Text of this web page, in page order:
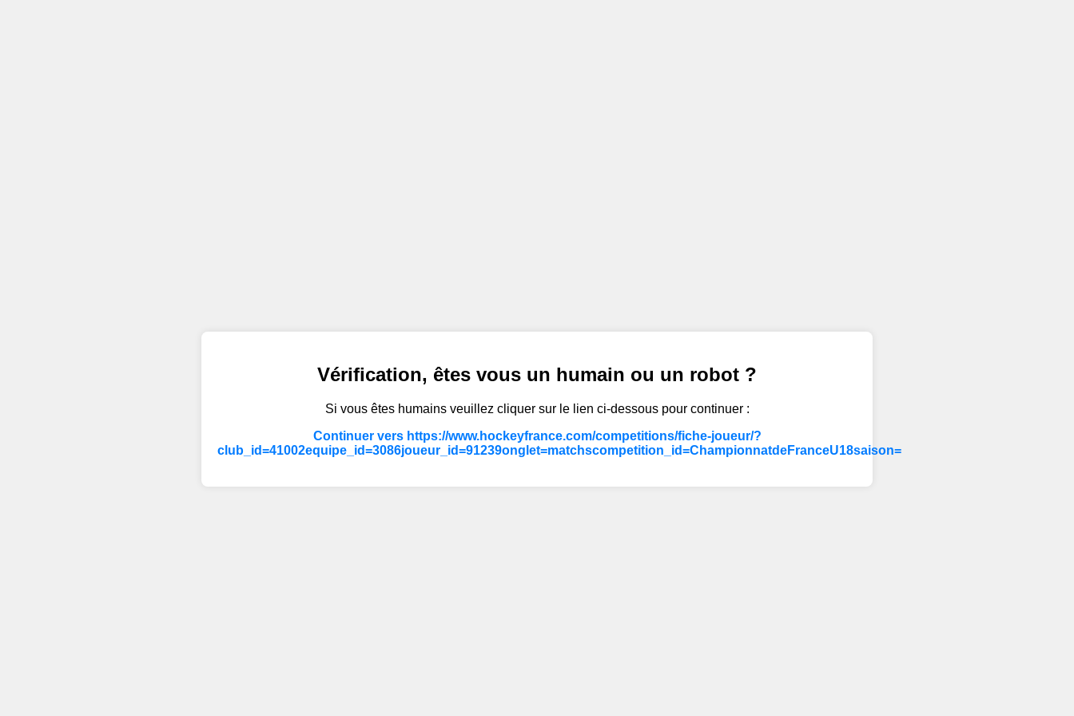
Vérification, êtes vous un humain ou un robot ?
Si vous êtes humains veuillez cliquer sur le lien ci-dessous pour continuer :
Continuer vers https://www.hockeyfrance.com/competitions/fiche-joueur/?
club_id=41002equipe_id=3086joueur_id=91239onglet=matchscompetition_id=ChampionnatdeFranceU18saison=